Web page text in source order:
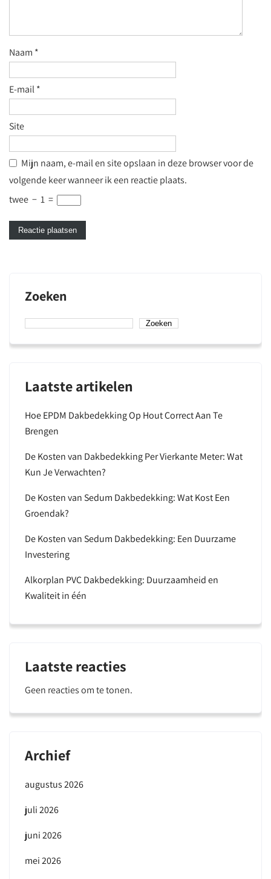
Naam *
E-mail*
Site
Mijn naam, e-mail en site opslaan in deze browser voor de
volgende keer wanneer ik een reactie plaats.
twee − 1 =
Zoeken
Zoeken
Laatste artikelen
Hoe EPDM Dakbedekking Op Hout Correct Aan Te
Brengen
De Kosten van Dakbedekking Per Vierkante Meter: Wat
Kun Je Verwachten?
De Kosten van Sedum Dakbedekking: Wat Kost Een
Groendak?
De Kosten van Sedum Dakbedekking: Een Duurzame
Investering
Alkorplan PVC Dakbedekking: Duurzaamheid en
Kwaliteit in één
Laatste reacties
Geen reacties om te tonen.
Archief
augustus 2026
juli 2026
juni 2026
mei 2026